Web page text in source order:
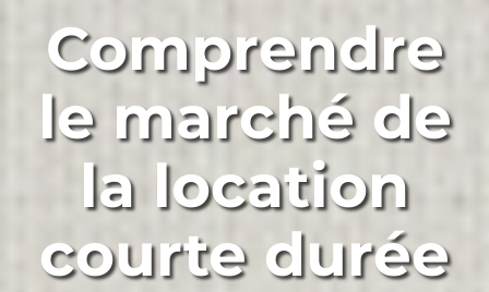
Comprendre
le marché de
la location
courte durée